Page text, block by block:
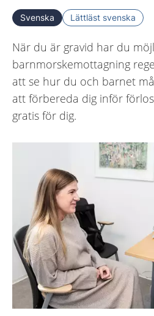
Svenska Lättläst svenska
När du är gravid har du
barnmorskemottagning
att se hur du och barnet
att förbereda dig inför
gratis för dig.